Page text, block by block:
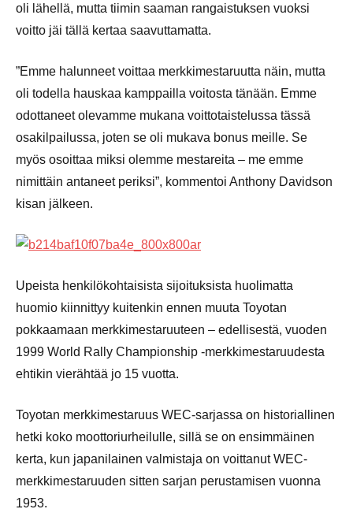
oli lähellä, mutta tiimin saaman rangaistuksen vuoksi
voitto jäi tällä kertaa saavuttamatta.
”Emme halunneet voittaa merkkimestaruutta näin, mutta
oli todella hauskaa kamppailla voitosta tänään. Emme
odottaneet olevamme mukana voittotaistelussa tässä
osakilpailussa, joten se oli mukava bonus meille. Se
myös osoittaa miksi olemme mestareita – me emme
nimittäin antaneet periksi”, kommentoi Anthony Davidson
kisan jälkeen.
Upeista henkilökohtaisista sijoituksista huolimatta
huomio kiinnittyy kuitenkin ennen muuta Toyotan
pokkaamaan merkkimestaruuteen – edellisestä, vuoden
1999 World Rally Championship -merkkimestaruudesta
ehtikin vierähtää jo 15 vuotta.
Toyotan merkkimestaruus WEC-sarjassa on historiallinen
hetki koko moottoriurheilulle, sillä se on ensimmäinen
kerta, kun japanilainen valmistaja on voittanut WEC-
merkkimestaruuden sitten sarjan perustamisen vuonna
1953.